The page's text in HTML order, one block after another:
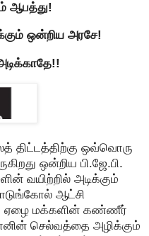
ஆபத்து!
ஒன்றிய அரசே!
திட்டத்திற்கு ஒவ்வொரு
ஒன்றிய பி.ஜே.பி.
வயிற்றில் அடிக்கும்
ஆட்சி
ஏழை மக்களின் கண்ணீர்
செல்வத்தை அழிக்கும்